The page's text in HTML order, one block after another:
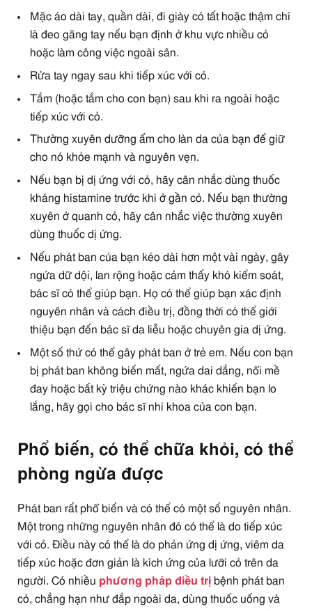
Mặc áo dài tay, quần dài, đi giày có tất hoặc thậm chí
là đeo găng tay nếu bạn định ở khu vực nhiều cỏ
hoặc làm công việc ngoài sân.
Rửa tay ngay sau khi tiếp xúc với cỏ.
Tắm (hoặc tắm cho con bạn) sau khi ra ngoài hoặc
tiếp xúc với cỏ.
Thường xuyên dưỡng ẩm cho làn da của bạn để giữ
cho nó khỏe mạnh và nguyên vẹn.
Nếu bạn bị dị ứng với cỏ, hãy cân nhắc dùng thuốc
kháng histamine trước khi ở gần cỏ. Nếu bạn thường
xuyên ở quanh cỏ, hãy cân nhắc việc thường xuyên
dùng thuốc dị ứng.
Nếu phát ban của bạn kéo dài hơn một vài ngày, gây
ngứa dữ dội, lan rộng hoặc cảm thấy khó kiểm soát,
bác sĩ có thể giúp bạn. Họ có thể giúp bạn xác định
nguyên nhân và cách điều trị, đồng thời có thể giới
thiệu bạn đến bác sĩ da liễu hoặc chuyên gia dị ứng.
Một số thứ có thể gây phát ban ở trẻ em. Nếu con bạn
bị phát ban không biến mất, ngứa dai dẳng, nổi mề
đay hoặc bất kỳ triệu chứng nào khác khiến bạn lo
lắng, hãy gọi cho bác sĩ nhi khoa của con bạn.
Phổ biến, có thể chữa khỏi, có thể
phòng ngừa được
Phát ban rất phổ biến và có thể có một số nguyên nhân.
Một trong những nguyên nhân đó có thể là do tiếp xúc
với cỏ. Điều này có thể là do phản ứng dị ứng, viêm da
tiếp xúc hoặc đơn giản là kích ứng của lưỡi cỏ trên da
người. Có nhiều phương pháp điều trị bệnh phát ban
cỏ, chẳng hạn như đắp ngoài da, dùng thuốc uống và